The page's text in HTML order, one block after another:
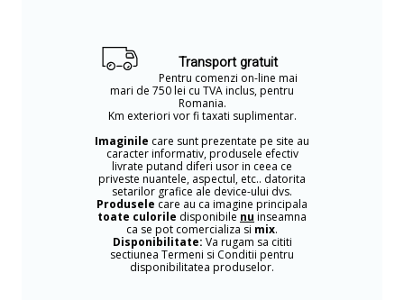
Transport gratuit
Pentru comenzi on-line mai
mari de 750 lei cu TVA inclus, pentru
Romania.
Km exteriori vor fi taxati suplimentar.
Imaginile care sunt prezentate pe site au
caracter informativ, produsele efectiv
livrate putand diferi usor in ceea ce
priveste nuantele, aspectul, etc.. datorita
setarilor grafice ale device-ului dvs.
Produsele care au ca imagine principala
toate culorile disponibile nu inseamna
ca se pot comercializa si mix.
Disponibilitate: Va rugam sa cititi
sectiunea Termeni si Conditii pentru
disponibilitatea produselor.